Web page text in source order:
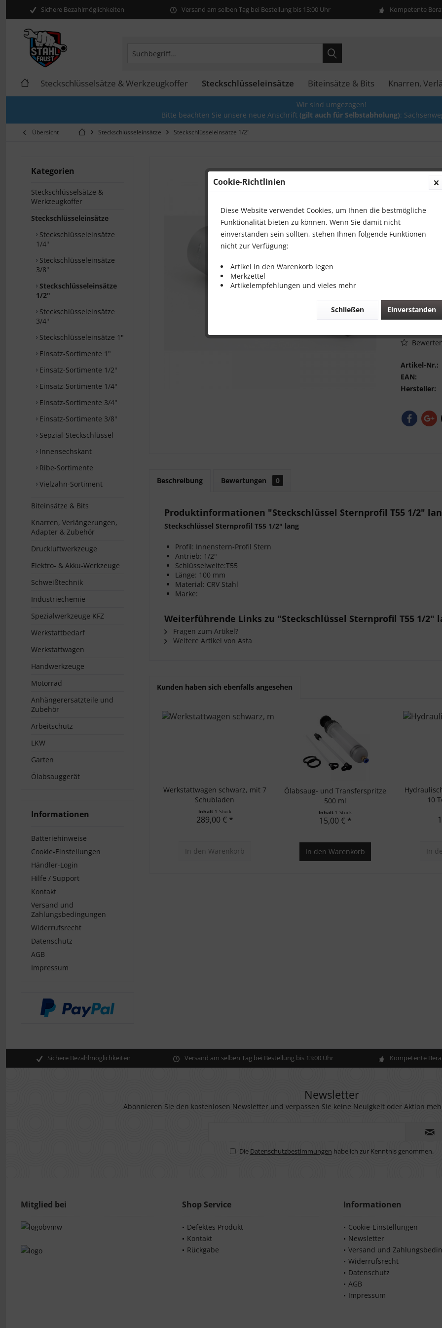
Sichere Bezahlmöglichkeiten Versand am selben Tag bei Bestellung bis 13:00 Uhr Kompetente
Steckschlüsselsätze & Werkzeugkoffer Steckschlüsseleinsätze Biteinsätze & Bits Knarren,
Wir sind umgezogen!
Bitte beachten Sie unsere neue Anschrift (gilt auch für Selbstabholung):
Übersicht Steckschlüsseleinsätze Steckschlüsseleinsätze 1/2"
Kategorien
Steckschlüsselsätze &
Werkzeugkoffer
Steckschlüsseleinsätze
Steckschlüsseleinsätze
1/4"
Steckschlüsseleinsätze
3/8"
Steckschlüsseleinsätze
1/2"
Steckschlüsseleinsätze
3/4"
Steckschlüsseleinsätze 1"
Einsatz-Sortimente 1"
Einsatz-Sortimente 1/2"
Einsatz-Sortimente 1/4"
Einsatz-Sortimente 3/4"
Einsatz-Sortimente 3/8"
Sepzial-Steckschlüssel
Innensechskant
Ribe-Sortimente
Vielzahn-Sortiment
Biteinsätze & Bits
Knarren, Verlängerungen,
Adapter & Zubehör
Druckluftwerkzeuge
Elektro- & Akku-Werkzeuge
Schweißtechnik
Industriechemie
Spezialwerkzeuge KFZ
Werkstattbedarf
Werkstattwagen
Handwerkzeuge
Motorrad
Anhängerersatzteile und
Zubehör
Arbeitschutz
LKW
Garten
Ölabsauggerät
Informationen
Batteriehinweise
Cookie-Einstellungen
Händler-Login
Hilfe / Support
Kontakt
Versand und
Zahlungsbedingungen
Widerrufsrecht
Datenschutz
AGB
Impressum
6,00 € *
Inhalt:1 Stück
Sofort
Artikel-Nr.:
EAN:
Hersteller:
Beschreibung Bewertungen 0
Produktinformationen "Steckschlüssel Sternprofil T55 1/2"
Steckschlüssel Sternprofil T55 1/2" lang
Profil: Innenstern-Profil Stern
Antrieb: 1/2"
Schlüsselweite:T55
Länge: 100 mm
Material: CRV Stahl
Marke:
Weiterführende Links zu "Steckschlüssel Sternprofil T55 1/2"
Fragen zum Artikel?
Weitere Artikel von Asta
Kunden haben sich ebenfalls angesehen
Werkstattwagen schwarz, mit 7
Schubladen
Inhalt 1 Stück
289,00 € *
In den Warenkorb
Ölabsaug- und Transferspritze
500 ml
Inhalt 1 Stück
15,00 € *
In den Warenkorb
10
In
Sichere Bezahlmöglichkeiten Versand am selben Tag bei Bestellung bis 13:00 Uhr Kompetente
Newsletter
Abonnieren Sie den kostenlosen Newsletter und verpassen Sie keine Neuigkeit oder Aktion
Die Datenschutzbestimmungen habe ich zur Kenntnis genommen.
Mitglied bei Shop Service
Defektes Produkt
Kontakt
Rückgabe
Informationen
Cookie-Einstellungen
Newsletter
Versand und
Widerrufsrecht
Datenschutz
AGB
Impressum
Cookie-Richtlinien
Diese Website verwendet Cookies, um Ihnen die bestmögliche
Funktionalität bieten zu können. Wenn Sie damit nicht
einverstanden sein sollten, stehen Ihnen folgende Funktionen
nicht zur Verfügung:
Artikel in den Warenkorb legen
Merkzettel
Artikelempfehlungen und vieles mehr
Einverstanden
Schließen